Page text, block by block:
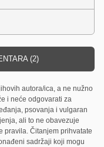
(2)
autora/ica, a ne nužno
i neće odgovarati za
psovanja i vulgaran
ali to ne obavezuje
pravila. Čitanjem prihvatate
sadržaji koji mogu